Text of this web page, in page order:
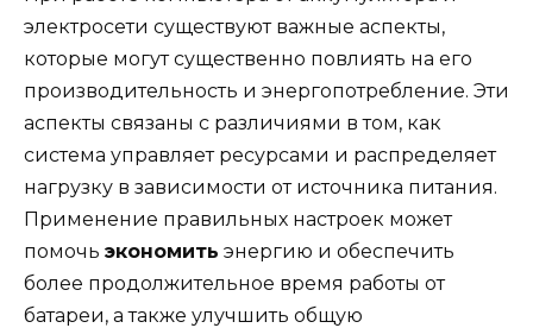
электросети существуют важные аспекты,
которые могут существенно повлиять на его
производительность и энергопотребление. Эти
аспекты связаны с различиями в том, как
система управляет ресурсами и распределяет
нагрузку в зависимости от источника питания.
Применение правильных настроек может
помочь экономить энергию и обеспечить
более продолжительное время работы от
батареи, а также улучшить общую